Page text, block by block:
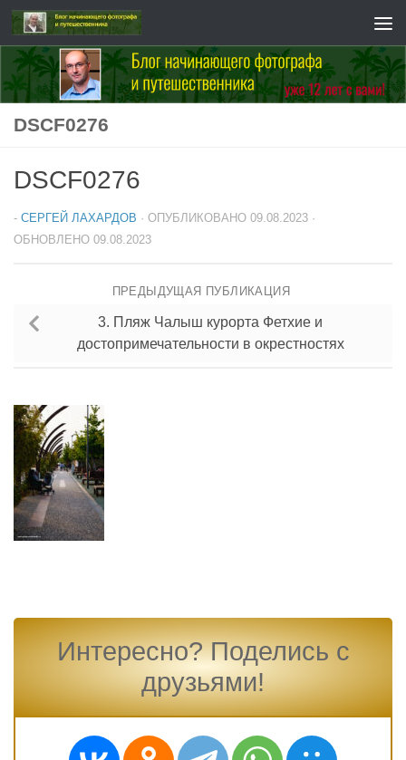
Перейти к содержимому
DSCF0276
DSCF0276
- СЕРГЕЙ ЛАХАРДОВ · ОПУБЛИКОВАНО 09.08.2023 ·
ОБНОВЛЕНО 09.08.2023
ПРЕДЫДУЩАЯ ПУБЛИКАЦИЯ
3. Пляж Чалыш курорта Фетхие и
достопримечательности в окрестностях
Интересно? Поделись с
друзьями!